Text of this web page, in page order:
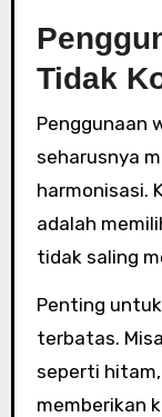
Tidak
Penggunaan
seharusnya
harmonisasi.
adalah
tidak saling
Penting
terbatas.
seperti
memberikan